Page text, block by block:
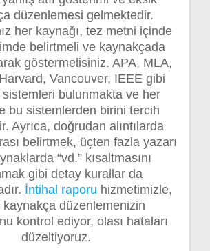
düzenlemesi gelmektedir.
her kaynağı, tez metni içinde
belirtmeli ve kaynakçada
göstermelisiniz. APA, MLA,
Vancouver, IEEE gibi
sistemleri bulunmakta ve her
bu sistemlerden birini tercih
Ayrıca, doğrudan alıntılarda
belirtmek, üçten fazla yazarı
“vd.” kısaltmasını
gibi detay kurallar da
İntihal raporu hizmetimizle,
kaynakça düzenlemenizin
kontrol ediyor, olası hataları
düzeltiyoruz.